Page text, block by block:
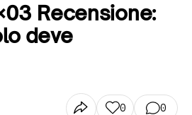
Recensione:
deve
0 0